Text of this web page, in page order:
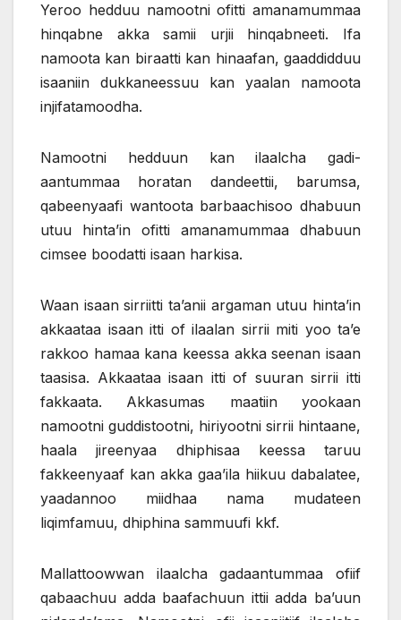
Yeroo hedduu namootni ofitti amanamummaa
hinqabne akka samii urjii hinqabneeti. Ifa
namoota kan biraatti kan hinaafan, gaaddidduu
isaaniin dukkaneessuu kan yaalan namoota
injifatamoodha.
Namootni hedduun kan ilaalcha gadi-
aantummaa horatan dandeettii, barumsa,
qabeenyaafi wantoota barbaachisoo dhabuun
utuu hinta’in ofitti amanamummaa dhabuun
cimsee boodatti isaan harkisa.
Waan isaan sirriitti ta’anii argaman utuu hinta’in
akkaataa isaan itti of ilaalan sirrii miti yoo ta’e
rakkoo hamaa kana keessa akka seenan isaan
taasisa. Akkaataa isaan itti of suuran sirrii itti
fakkaata. Akkasumas maatiin yookaan
namootni guddistootni, hiriyootni sirrii hintaane,
haala jireenyaa dhiphisaa keessa taruu
fakkeenyaaf kan akka gaa’ila hiikuu dabalatee,
yaadannoo miidhaa nama mudateen
liqimfamuu, dhiphina sammuufi kkf.
Mallattoowwan ilaalcha gadaantummaa ofiif
qabaachuu adda baafachuun ittii adda ba’uun